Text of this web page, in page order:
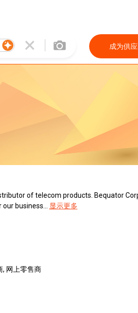
成为供
of telecom products. Bequator
business...
显示更多
, 网上零售商